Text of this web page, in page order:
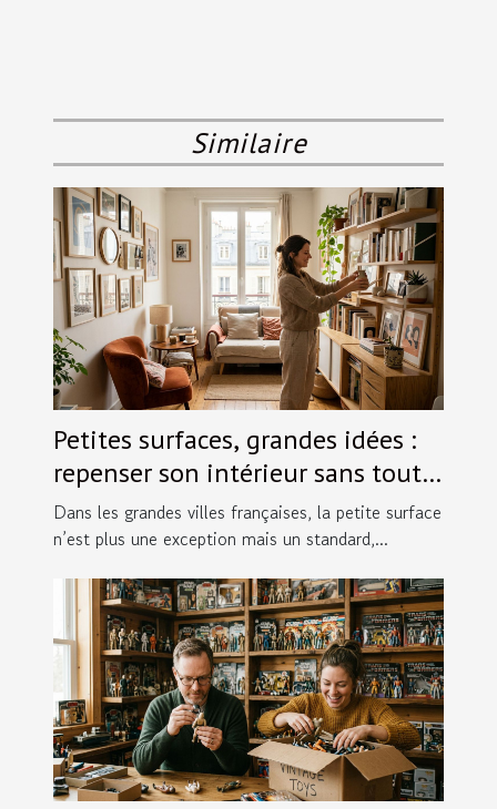
Similaire
Petites surfaces, grandes idées :
repenser son intérieur sans tout
bouleverser
Dans les grandes villes françaises, la petite surface
n’est plus une exception mais un standard,...